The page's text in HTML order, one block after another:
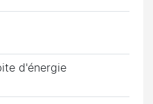
d'énergie